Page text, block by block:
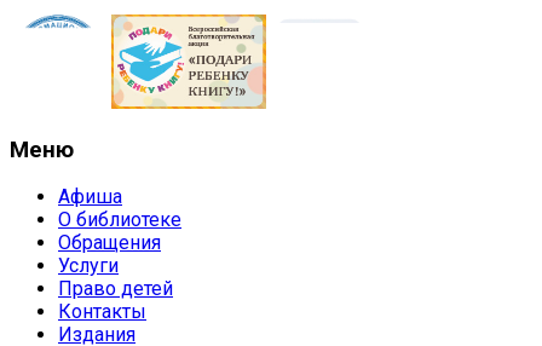
Меню
Афиша
О библиотеке
Обращения
Услуги
Право детей
Контакты
Издания